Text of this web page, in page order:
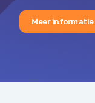
Meer informatie